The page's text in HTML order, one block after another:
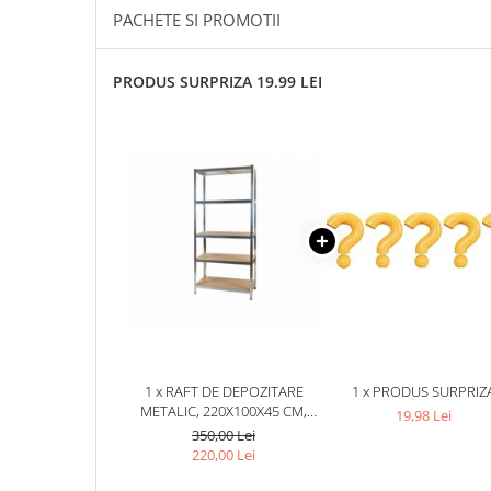
PACHETE SI PROMOTII
PRODUS SURPRIZA 19.99 LEI
1 x RAFT DE DEPOZITARE
METALIC, 220X100X45 CM,
SARCINA MAXIMA 1000KG, 5
NIVELE, CADRU OTEL ZINCAT
350,00 Lei
220,00 Lei
1 x PRODUS
19,98 Lei